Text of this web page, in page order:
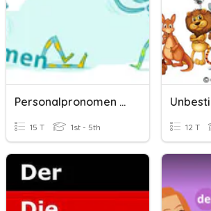
Personalpronomen Und Artikel
15 T 1st - 5th 12 T